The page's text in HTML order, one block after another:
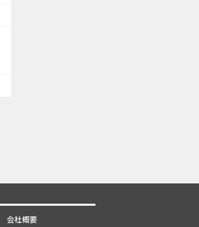
会社概要